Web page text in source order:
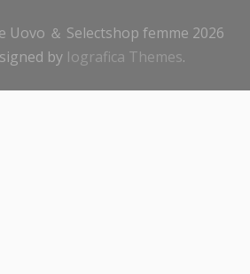
Uovo ＆ Selectshop femme 2026
by Iografica Themes.